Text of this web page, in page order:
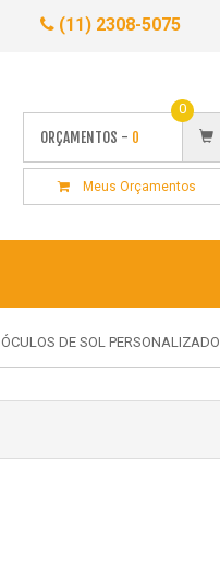
(11) 2308-5075
ORÇAMENTOS - 0
0
Meus Orçamentos
ÓCULOS DE SOL PERSONALIZADO